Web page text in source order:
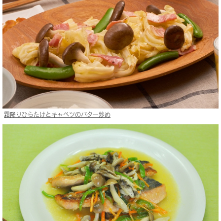
霜降りひらたけとキャベツのバター炒め